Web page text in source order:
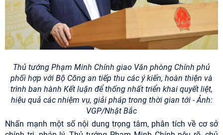
Thủ tướng Phạm Minh Chính giao Văn phòng Chính phủ
phối hợp với Bộ Công an tiếp thu các ý kiến, hoàn thiện và
trình ban hành Kết luận để thống nhất triển khai quyết liệt,
hiệu quả các nhiệm vụ, giải pháp trong thời gian tới - Ảnh:
VGP/Nhật Bắc
Nhấn mạnh một số nội dung trọng tâm, phân tích về cơ sở